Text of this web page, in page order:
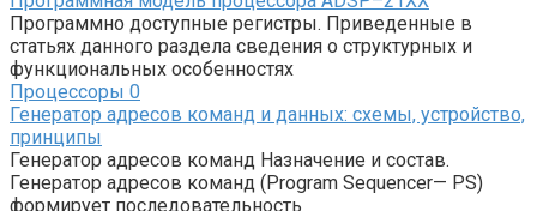
Программно доступные регистры. Приведенные в
статьях данного раздела сведения о структурных и
функциональных особенностях
Процессоры 0
Генератор адресов команд и данных: схемы, устройство,
принципы
Генератор адресов команд Назначение и состав.
Генератор адресов команд (Program Sequencer— PS)
формирует последовательность